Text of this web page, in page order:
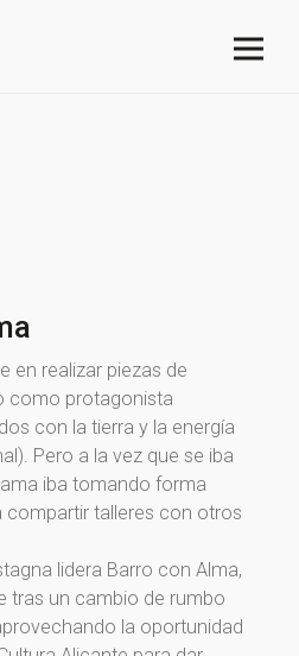
en realizar piezas de
como protagonista
con la tierra y la energía
Pero a la vez que se iba
iba tomando forma
compartir talleres con otros
lidera Barro con Alma,
tras un cambio de rumbo
la oportunidad